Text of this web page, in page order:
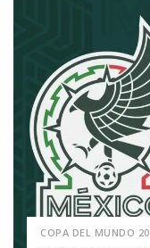
COPA DEL MUNDO